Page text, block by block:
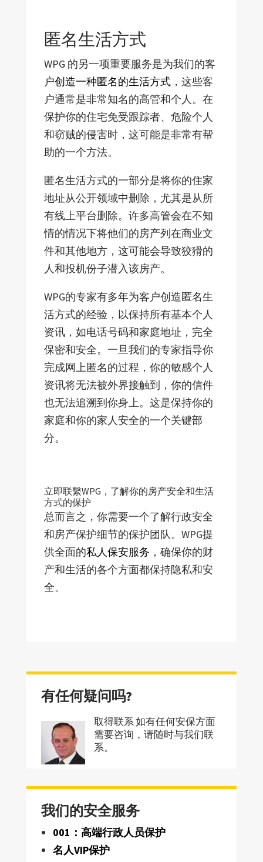
匿名生活方式
WPG 的另一项重要服务是为我们的客
户创造一种匿名的生活方式，这些客
户通常是非常知名的高管和个人。在
保护你的住宅免受跟踪者、危险个人
和窃贼的侵害时，这可能是非常有帮
助的一个方法。
匿名生活方式的一部分是将你的住家
地址从公开领域中删除，尤其是从所
有线上平台删除。许多高管会在不知
情的情况下将他们的房产列在商业文
件和其他地方，这可能会导致狡猾的
人和投机份子潜入该房产。
WPG的专家有多年为客户创造匿名生
活方式的经验，以保持所有基本个人
资讯，如电话号码和家庭地址，完全
保密和安全。一旦我们的专家指导你
完成网上匿名的过程，你的敏感个人
资讯将无法被外界接触到，你的信件
也无法追溯到你身上。这是保持你的
家庭和你的家人安全的一个关键部
分。
立即联繫WPG，了解你的房产安全和生活
方式的保护
总而言之，你需要一个了解行政安全
和房产保护细节的保护团队。WPG提
供全面的私人保安服务 ，确保你的财
产和生活的各个方面都保持隐私和安
全。
有任何疑问吗?
取得联系 如有任何安保方面
需要咨询，请随时与我们联
系。
我们的安全服务
001：高端行政人员保护
名人VIP保护